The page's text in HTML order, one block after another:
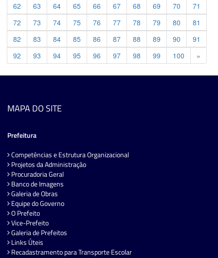
62
63 64 65 66 67 68 69 70
71
72
73 74 75 76 77 78 79 80
81
82
83 84 85 86 87 88 89 90
91
92
93 94 95 96 97 98 99 100 »
MAPA DO SITE
Prefeitura
Competências e Estrutura Organizacional
Projetos da Administração
Procuradoria Geral
Banco de Imagens
Galeria de Obras
Equipe do Governo
O Prefeito
Vice-Prefeito
Galeria de Prefeitos
Links Úteis
Recadastramento para Transporte Escolar